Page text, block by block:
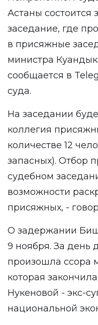
Астаны состоится
заседание, где
в присяжные
министра
сообщается в
суда.
На заседании
коллегия
количестве 12
запасных). Отбор
судебном
возможности
присяжных, -
О задержании
9 ноября. За день
произошла ссора
которая
Нукеновой - экс-
национальной